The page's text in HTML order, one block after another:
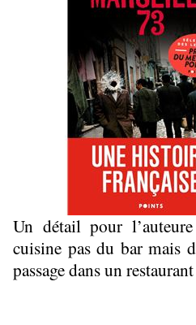
Un détail pour
cuisine pas du bar mais
passage dans un